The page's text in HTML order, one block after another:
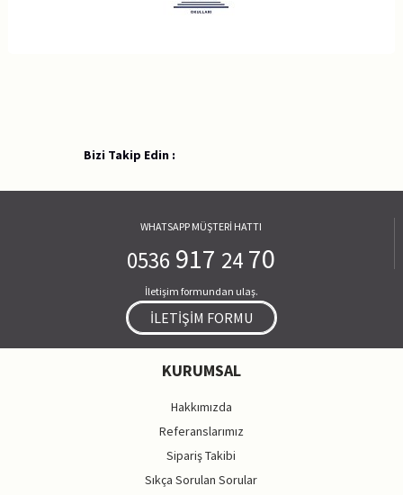
Bizi Takip Edin :
WHATSAPP MÜŞTERİ HATTI
0536 917 2470
İletişim formundan ulaş.
İLETİŞİM FORMU
KURUMSAL
Hakkımızda
Referanslarımız
Sipariş Takibi
Sıkça Sorulan Sorular